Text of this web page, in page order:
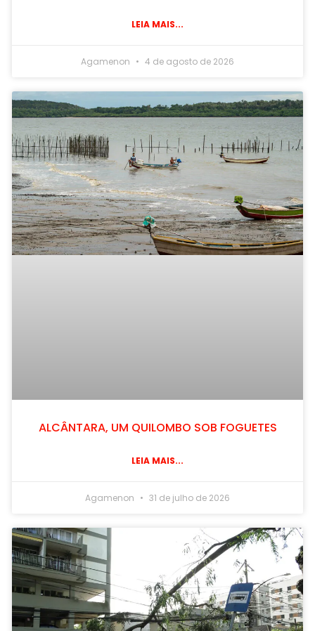
LEIA MAIS...
Agamenon 4 de agosto de 2026
ALCÂNTARA, UM QUILOMBO SOB FOGUETES
LEIA MAIS...
Agamenon 31 de julho de 2026